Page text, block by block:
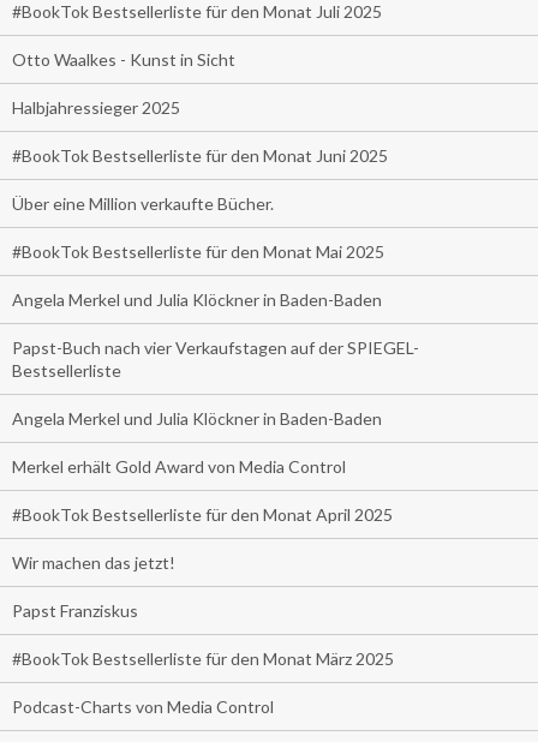
#BookTok Bestsellerliste für den Monat Juli 2025
Otto Waalkes - Kunst in Sicht
Halbjahressieger 2025
#BookTok Bestsellerliste für den Monat Juni 2025
Über eine Million verkaufte Bücher.
#BookTok Bestsellerliste für den Monat Mai 2025
Angela Merkel und Julia Klöckner in Baden-Baden
Papst-Buch nach vier Verkaufstagen auf der SPIEGEL-
Bestsellerliste
Angela Merkel und Julia Klöckner in Baden-Baden
Merkel erhält Gold Award von Media Control
#BookTok Bestsellerliste für den Monat April 2025
Wir machen das jetzt!
Papst Franziskus
#BookTok Bestsellerliste für den Monat März 2025
Podcast-Charts von Media Control